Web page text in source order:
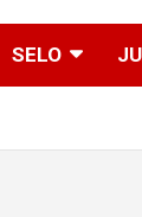
SELO